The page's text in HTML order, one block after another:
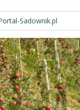
Sadownik.pl